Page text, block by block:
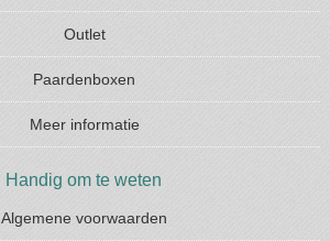
Outlet
Paardenboxen
Meer informatie
Handig om te weten
Algemene voorwaarden